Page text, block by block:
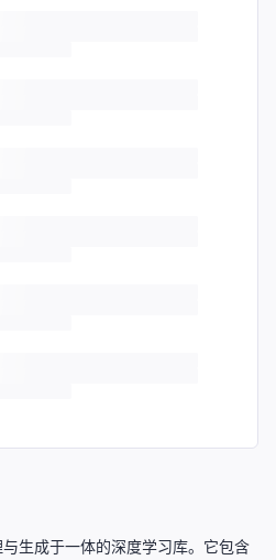
生成于一体的深度学习库。它包含